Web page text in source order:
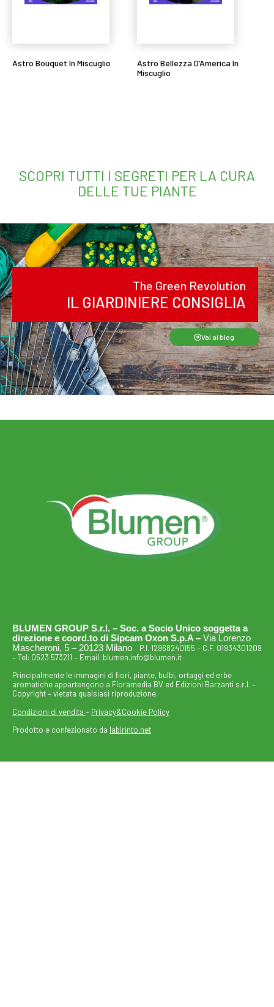
Astro Bouquet In Miscuglio
Astro Bellezza D’America In
Miscuglio
SCOPRI TUTTI I SEGRETI PER LA CURA
DELLE TUE PIANTE
The Green Revolution
IL GIARDINIERE CONSIGLIA
Vai al blog
BLUMEN GROUP S.r.l. – Soc. a Socio Unico soggetta a
direzione e coord.to di Sipcam Oxon S.p.A – Via Lorenzo
Mascheroni, 5 – 20123 Milano P.I. 12968240155 – C.F. 01934301209
– Tel: 0523 573211 – Email: blumen.info@blumen.it
Principalmente le immagini di fiori, piante, bulbi, ortaggi ed erbe
aromatiche appartengono a Floramedia BV ed Edizioni Barzanti s.r.l. –
Copyright – vietata qualsiasi riproduzione.
Condizioni di vendita – Privacy&Cookie Policy
Prodotto e confezionato da labirinto.net